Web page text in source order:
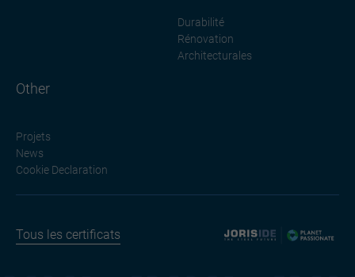
Durabilité
Rénovation
Architecturales
Other
Projets
News
Cookie Declaration
Tous les certificats